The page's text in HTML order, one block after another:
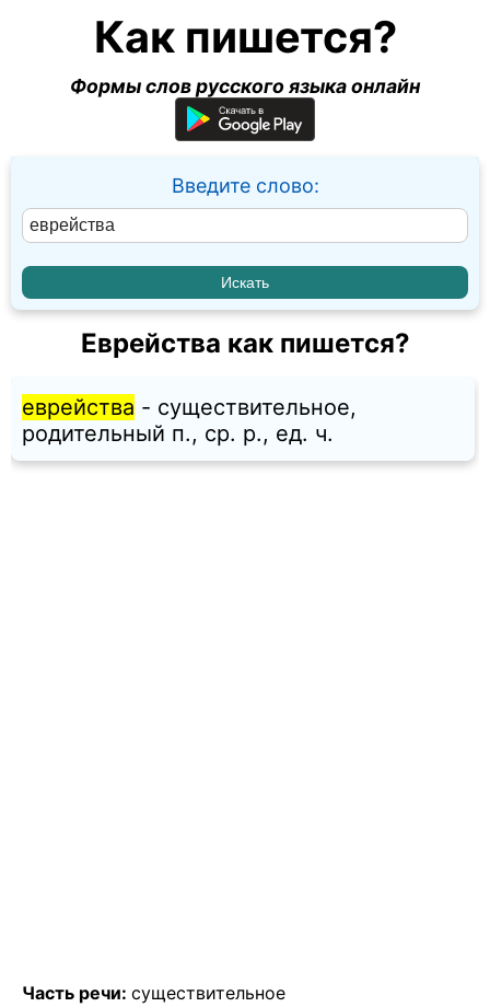
Как пишется?
Формы слов русского языка онлайн
Введите слово:
Еврейства как пишется?
еврейства - существительное,
родительный п., ср. p., ед. ч.
Часть речи: существительное